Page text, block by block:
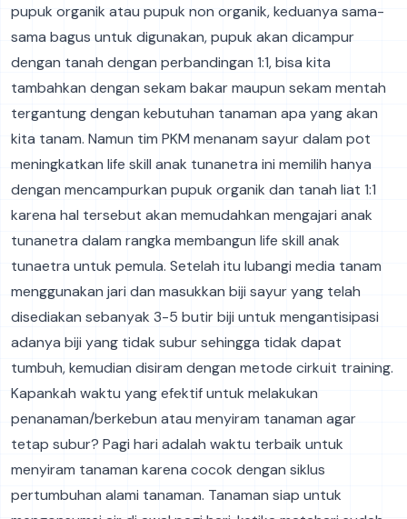
pupuk organik atau pupuk non organik, keduanya sama-
sama bagus untuk digunakan, pupuk akan dicampur
dengan tanah dengan perbandingan 1:1, bisa kita
tambahkan dengan sekam bakar maupun sekam mentah
tergantung dengan kebutuhan tanaman apa yang akan
kita tanam. Namun tim PKM menanam sayur dalam pot
meningkatkan life skill anak tunanetra ini memilih hanya
dengan mencampurkan pupuk organik dan tanah liat 1:1
karena hal tersebut akan memudahkan mengajari anak
tunanetra dalam rangka membangun life skill anak
tunaetra untuk pemula. Setelah itu lubangi media tanam
menggunakan jari dan masukkan biji sayur yang telah
disediakan sebanyak 3-5 butir biji untuk mengantisipasi
adanya biji yang tidak subur sehingga tidak dapat
tumbuh, kemudian disiram dengan metode cirkuit training.
Kapankah waktu yang efektif untuk melakukan
penanaman/berkebun atau menyiram tanaman agar
tetap subur? Pagi hari adalah waktu terbaik untuk
menyiram tanaman karena cocok dengan siklus
pertumbuhan alami tanaman. Tanaman siap untuk